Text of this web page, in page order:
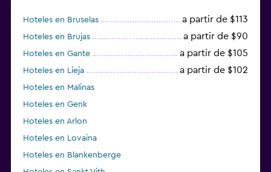
Hoteles en Bruselas a partir de $113
Hoteles en Brujas a partir de $90
Hoteles en Gante a partir de $105
Hoteles en Lieja a partir de $102
Hoteles en Malinas
Hoteles en Genk
Hoteles en Arlon
Hoteles en Lovaina
Hoteles en Blankenberge